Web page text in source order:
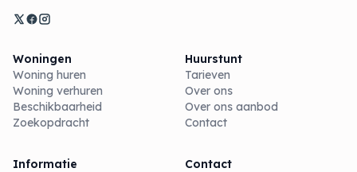
Woningen
Woning huren
Woning verhuren
Beschikbaarheid
Zoekopdracht
Huurstunt
Tarieven
Over ons
Over ons aanbod
Contact
Informatie
Contact